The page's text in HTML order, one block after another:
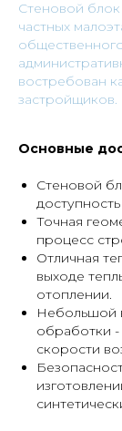
Cтеновой
частных
востребован
застройщиков.
Основные
Стеновой
Точная
процесс
Отличная
выходе
отоплении.
Небольшой
обработки -
скорости